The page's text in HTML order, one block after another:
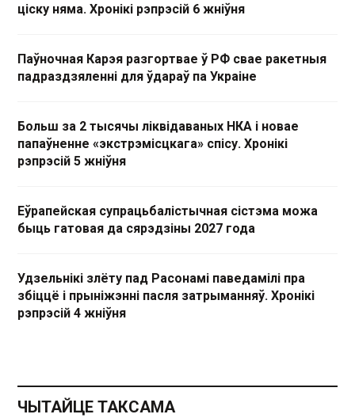
ціску няма. Хронікі рэпрэсій 6 жніўня
Паўночная Карэя разгортвае ў РФ свае ракетныя
падраздзяленні для ўдараў па Украіне
Больш за 2 тысячы ліквідаваных НКА і новае
папаўненне «экстрэмісцкага» спісу. Хронікі
рэпрэсій 5 жніўня
Еўрапейская супрацьбалістычная сістэма можа
быць гатовая да сярэдзіны 2027 года
Удзельнікі злёту пад Расонамі паведамілі пра
збіццё і прыніжэнні пасля затрыманняў. Хронікі
рэпрэсій 4 жніўня
ЧЫТАЙЦЕ ТАКСАМА